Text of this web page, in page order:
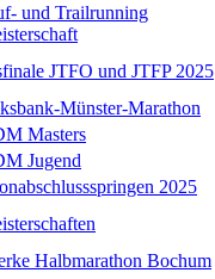
und Trailrunning
JTFO und JTFP 2025
Münster-Marathon
Masters
Jugend
2025
Halbmarathon Bochum